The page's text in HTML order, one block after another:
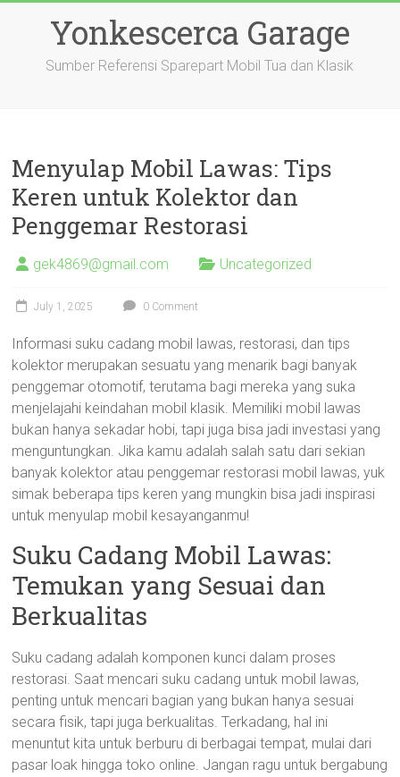
Yonkescerca Garage
Sumber Referensi Sparepart Mobil Tua dan Klasik
Menyulap Mobil Lawas: Tips
Keren untuk Kolektor dan
Penggemar Restorasi
gek4869@gmail.com Uncategorized
July 1, 2025 0 Comment
Informasi suku cadang mobil lawas, restorasi, dan tips
kolektor merupakan sesuatu yang menarik bagi banyak
penggemar otomotif, terutama bagi mereka yang suka
menjelajahi keindahan mobil klasik. Memiliki mobil lawas
bukan hanya sekadar hobi, tapi juga bisa jadi investasi yang
menguntungkan. Jika kamu adalah salah satu dari sekian
banyak kolektor atau penggemar restorasi mobil lawas, yuk
simak beberapa tips keren yang mungkin bisa jadi inspirasi
untuk menyulap mobil kesayanganmu!
Suku Cadang Mobil Lawas:
Temukan yang Sesuai dan
Berkualitas
Suku cadang adalah komponen kunci dalam proses
restorasi. Saat mencari suku cadang untuk mobil lawas,
penting untuk mencari bagian yang bukan hanya sesuai
secara fisik, tapi juga berkualitas. Terkadang, hal ini
menuntut kita untuk berburu di berbagai tempat, mulai dari
pasar loak hingga toko online. Jangan ragu untuk bergabung